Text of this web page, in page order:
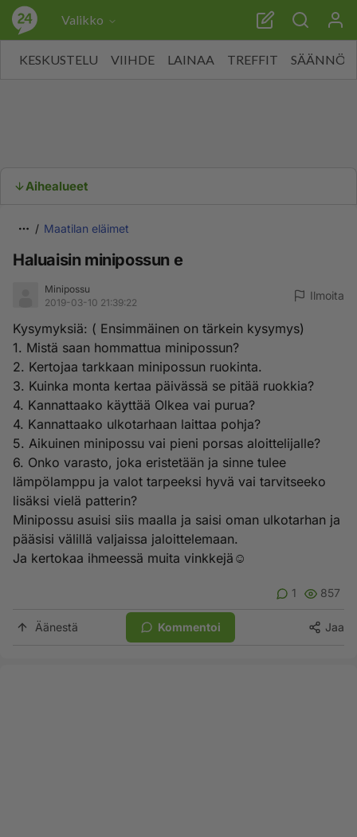
Valikko
KESKUSTELU VIIHDE LAINAA TREFFIT SÄÄNNÖT
Aihealueet
Maatilan eläimet
Haluaisin minipossun e
Minipossu
2019-03-10 21:39:22
Ilmoita
Kysymyksiä: ( Ensimmäinen on tärkein kysymys)
1. Mistä saan hommattua minipossun?
2. Kertojaa tarkkaan minipossun ruokinta.
3. Kuinka monta kertaa päivässä se pitää ruokkia?
4. Kannattaako käyttää Olkea vai purua?
4. Kannattaako ulkotarhaan laittaa pohja?
5. Aikuinen minipossu vai pieni porsas aloittelijalle?
6. Onko varasto, joka eristetään ja sinne tulee
lämpölamppu ja valot tarpeeksi hyvä vai tarvitseeko
lisäksi vielä patterin?
Minipossu asuisi siis maalla ja saisi oman ulkotarhan ja
pääsisi välillä valjaissa jaloittelemaan.
Ja kertokaa ihmeessä muita vinkkejä☺️
1 857
Äänestä Kommentoi Jaa